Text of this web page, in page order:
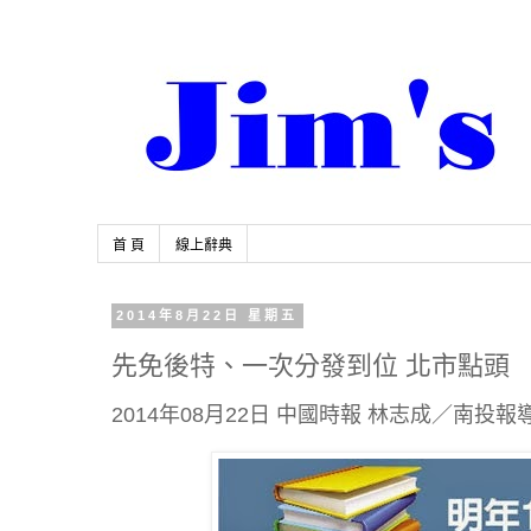
首 頁 線上辭典
2014年8月22日 星期五
先免後特、一次分發到位 北市點頭
2014年08月22日 中國時報 林志成／南投報